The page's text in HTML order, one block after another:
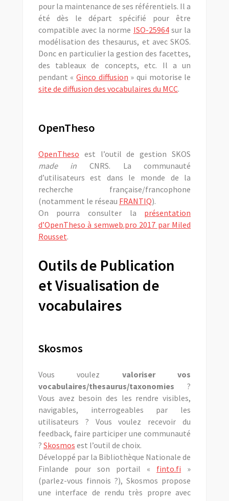
pour la maintenance de ses référentiels. Il a
été dès le départ spécifié pour être
compatible avec la norme ISO-25964sur la
modélisation des thesaurus, et avec SKOS.
Donc en particulier la gestion des facettes,
des tableaux de concepts, etc. Il a un
pendant «Ginco diffusion » qui motorise le
site de diffusion des vocabulaires du MCC.
OpenTheso
OpenTheso est l’outil de gestion SKOS
made in CNRS. La communauté
d’utilisateurs est dans le monde de la
recherche française/francophone
(notamment le réseau FRANTIQ).
On pourra consulter la présentation
d’OpenTheso à semweb.pro 2017 par Miled
Rousset.
Outils de Publication
et Visualisation de
vocabulaires
Skosmos
Vous voulez valoriser vos
vocabulaires/thesaurus/taxonomies ?
Vous avez besoin des les rendre visibles,
navigables, interrogeables par les
utilisateurs ? Vous voulez recevoir du
feedback, faire participer une communauté
? Skosmos est l’outil de choix.
Développé par la Bibliothèque Nationale de
Finlande pour son portail « finto.fi »
(parlez-vous finnois ?), Skosmos propose
une interface de rendu très propre avec